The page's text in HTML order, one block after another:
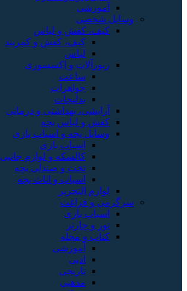
آموزشی
وسایل شخصی
کیف، کفش و لباس
کیف، کفش و کمربند
لباس
زیورآلات و اکسسوری
ساعت
جواهرات
بدلیجات
آرایشی، بهداشتی و درمانی
کفش و لباس بچه
وسایل بچه و اسباب بازی
اسباب بازی
کالسکه و لوازم جانبی
تخت و صندلی بچه
اسباب و اثاث بچه
لوازم التحریر
سرگرمی و فراغت
اسباب‌ بازی
تور و چارتر
کتاب و مجله
آموزشی
ادبی
تاریخی
مذهبی